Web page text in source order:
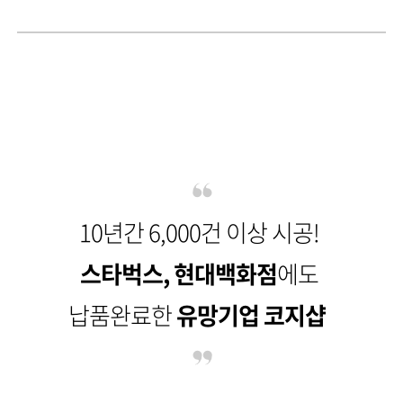
10년간 6,000건 이상 시공!
스타벅스, 현대백화점에도
납품완료한유망기업 코지샵